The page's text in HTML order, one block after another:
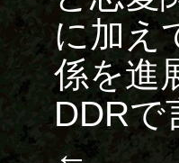
に加え
係を進
DDRで
←